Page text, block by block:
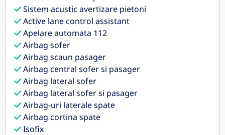
Sistem acustic avertizare pietoni
Active lane control assistant
Apelare automata 112
Airbag sofer
Airbag scaun pasager
Airbag central sofer si pasager
Airbag lateral sofer
Airbag lateral sofer si pasager
Airbag-uri laterale spate
Airbag cortina spate
Isofix